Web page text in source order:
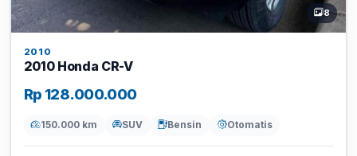
8
2010
2010 Honda CR-V
Rp 128.000.000
150.000 km SUV Bensin Otomatis